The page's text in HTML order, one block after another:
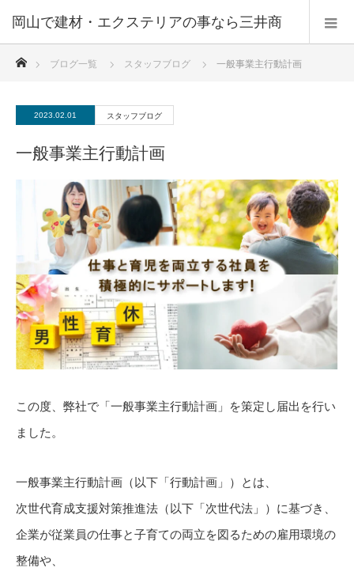
ブログ一覧 スタッフブログ 一般事業主行動計画
2023.02.01 スタッフブログ
一般事業主行動計画
この度、弊社で「一般事業主行動計画」
を策定し届出を行い
ました。
一般事業主行動計画（以下「行動計画」）とは、
次世代育成支援対策推進法（以下「次世代法」）に基づき、
企業が従業員の仕事と子育ての両立を図るための雇用環境の
整備や